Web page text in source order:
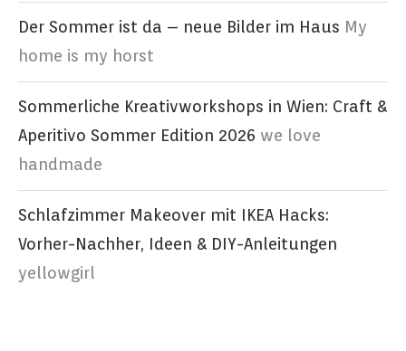
Der Sommer ist da – neue Bilder im Haus My
home is my horst
Sommerliche Kreativworkshops in Wien: Craft &
Aperitivo Sommer Edition 2026 we love
handmade
Schlafzimmer Makeover mit IKEA Hacks:
Vorher-Nachher, Ideen & DIY-Anleitungen
yellowgirl